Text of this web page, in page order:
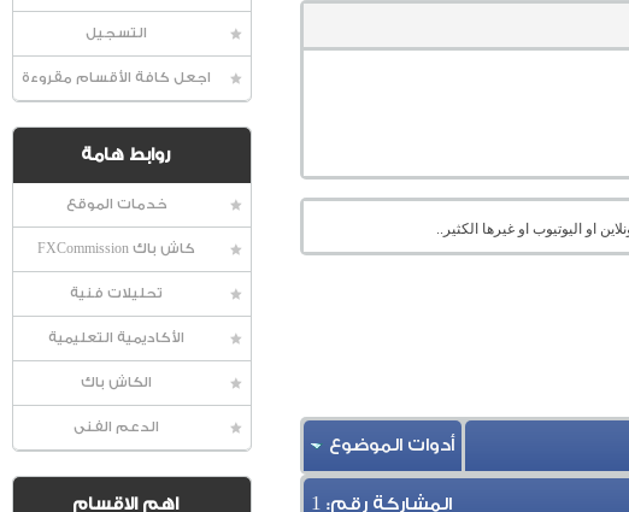
التسجيل
اجعل كافة الأقسام مقروءة
روابط هامة
خدمات الموقع
كاش باك FXCommission
تحليلات فنية
الأكاديمية التعليمية
الكاش باك
الدعم الفنى
اهم الاقسام
او اليوتيوب او غيرها الكثير..
أدوات الموضوع
المشاركة رقم: 1